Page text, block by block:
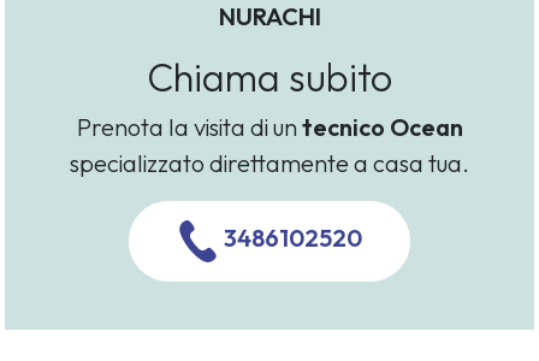
NURACHI
Chiama subito
Prenota la visita di untecnico Ocean
specializzato direttamente a casa tua.
3486102520